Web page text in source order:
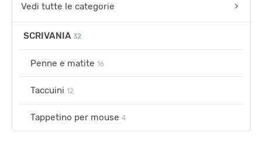
Vedi tutte le categorie
SCRIVANIA32
Penne e matite 16
Taccuini 12
Tappetino per mouse 4